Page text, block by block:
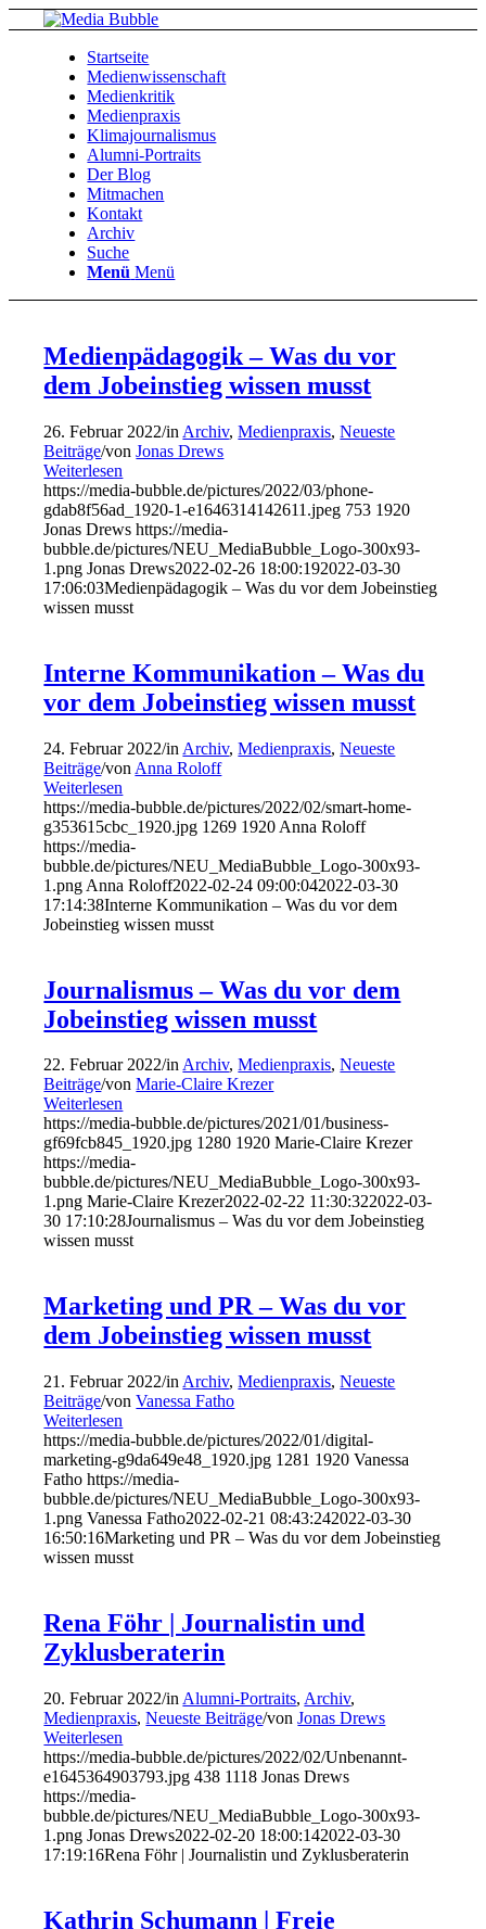
Startseite
Medienwissenschaft
Medienkritik
Medienpraxis
Klimajournalismus
Alumni-Portraits
Der Blog
Mitmachen
Kontakt
Archiv
Suche
Menü Menü
Medienpädagogik – Was du vor
dem Jobeinstieg wissen musst
26. Februar 2022/in Archiv,Medienpraxis,Neueste
Beiträge/vonJonas Drews
Weiterlesen
https://media-bubble.de/pictures/2022/03/phone-
gdab8f56ad_1920-1-e1646314142611.jpeg 753 1920
Jonas Drews https://media-
bubble.de/pictures/NEU_MediaBubble_Logo-300x93-
1.png Jonas Drews2022-02-26 18:00:192022-03-30
17:06:03Medienpädagogik – Was du vor dem Jobeinstieg
wissen musst
Interne Kommunikation – Was du
vor dem Jobeinstieg wissen musst
24. Februar 2022/in Archiv,Medienpraxis,Neueste
Beiträge/von Anna Roloff
Weiterlesen
https://media-bubble.de/pictures/2022/02/smart-home-
g353615cbc_1920.jpg 1269 1920 Anna Roloff
https://media-
bubble.de/pictures/NEU_MediaBubble_Logo-300x93-
1.png Anna Roloff2022-02-24 09:00:042022-03-30
17:14:38Interne Kommunikation – Was du vor dem
Jobeinstieg wissen musst
Journalismus – Was du vor dem
Jobeinstieg wissen musst
22. Februar 2022/inArchiv,Medienpraxis,Neueste
Beiträge/vonMarie-Claire Krezer
Weiterlesen
https://media-bubble.de/pictures/2021/01/business-
gf69fcb845_1920.jpg 1280 1920 Marie-Claire Krezer
https://media-
bubble.de/pictures/NEU_MediaBubble_Logo-300x93-
1.png Marie-Claire Krezer2022-02-22 11:30:322022-03-
30 17:10:28Journalismus – Was du vor dem Jobeinstieg
wissen musst
Marketing und PR – Was du vor
dem Jobeinstieg wissen musst
21. Februar 2022/in Archiv,Medienpraxis,Neueste
Beiträge/vonVanessa Fatho
Weiterlesen
https://media-bubble.de/pictures/2022/01/digital-
marketing-g9da649e48_1920.jpg 1281 1920 Vanessa
Fatho https://media-
bubble.de/pictures/NEU_MediaBubble_Logo-300x93-
1.png Vanessa Fatho2022-02-21 08:43:242022-03-30
16:50:16Marketing und PR – Was du vor dem Jobeinstieg
wissen musst
Rena Föhr | Journalistin und
Zyklusberaterin
20. Februar 2022/in Alumni-Portraits, Archiv,
Medienpraxis,Neueste Beiträge/vonJonas Drews
Weiterlesen
https://media-bubble.de/pictures/2022/02/Unbenannt-
e1645364903793.jpg 438 1118 Jonas Drews
https://media-
bubble.de/pictures/NEU_MediaBubble_Logo-300x93-
1.png Jonas Drews2022-02-20 18:00:142022-03-30
17:19:16Rena Föhr | Journalistin und Zyklusberaterin
Kathrin Schumann | Freie